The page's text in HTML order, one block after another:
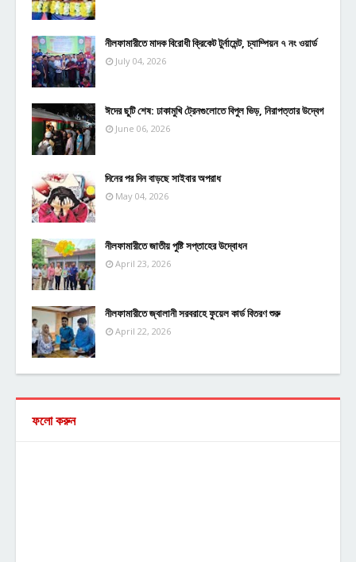
নীলফামারীতে মাদক বিরোধী ক্রিকেট টুর্নামেন্ট, চ্যাম্পিয়ন ৭ নং ওয়ার্ড
July 04, 2026
ঈদের ছুটি শেষ: ঢাকামুখি ট্রেনগুলোতে বিপুল ভিড়, নিরাপত্তার উদ্বেগ
June 06, 2026
দিনের পর দিন বাড়ছে সাইবার অপরাধ
May 04, 2026
নীলফামারীতে জাতীয় পুষ্টি সপ্তাহের উদ্বোধন
April 23, 2026
নীলফামারীতে জ্বালানী সরবরাহে ফুয়েল কার্ড বিতরণ শুরু
April 22, 2026
ফলো করুন